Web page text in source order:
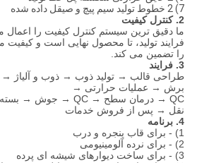
7) 2 خطوط تولید سیم پیچ و صیقل داده شده
2. کنترل کیفیت
ما دقیق ترین سیستم کنترل کیفیت را اعمال
فرایند تولید، تا محصول نهایی است و کیفیت
را تضمین می کند.
3. فرایند
برش → عملیات حرارتی →
نقل → پس از فروش خدمات
4. برنامه
1) - برای قاب پنجره و درب
2) - برای نرده آلومینیومی
3) - برای ساخت دیوارهای شیشه ای پرده